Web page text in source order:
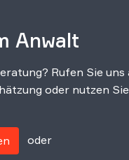
Anwalt
Rufen Sie
oder nutzen
oder